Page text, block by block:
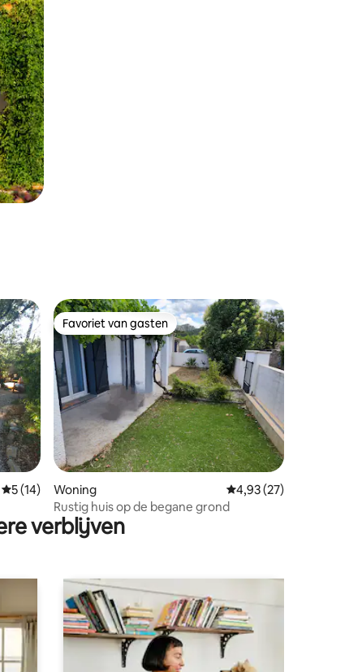
Gemiddelde beoordeling van 5 op 5, 14 recensies
5 (14)
Favoriet van gasten
Favoriet van gasten
Woning Gemiddelde
4,93 (27)
Rustig huis op de begane grond
verblijven